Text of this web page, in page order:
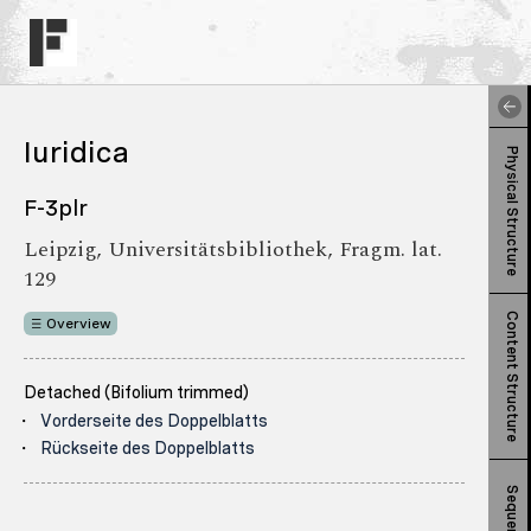
Iuridica
F-3plr
Leipzig, Universitätsbibliothek, Fragm. lat.
129
Overview
Detached (Bifolium trimmed)
Vorderseite des Doppelblatts
Rückseite des Doppelblatts
Physical Structure
Content Structure